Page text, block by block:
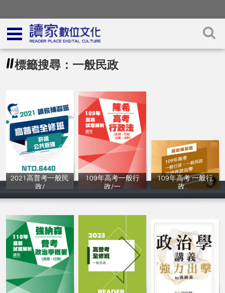
標籤搜尋：一般民政
2021高普考一般民
政/
讀家補習班
109年高考一般行
政/一
讀家補習班
109年高考 一般行
政、
讀家補習班